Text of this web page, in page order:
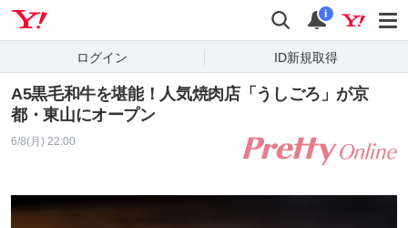
検索 通知
i
ログイン ID新規取得
A5黒毛和牛を堪能！人気焼肉店「うしごろ」が京
都・東山にオープン
6/8(月) 22:00